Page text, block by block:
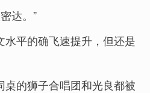
达。”
水平的确飞速提升，但还是
桌的狮子合唱团和光良都被